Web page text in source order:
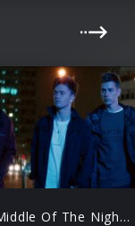
Middle Of The Night feat. Martin Jensen